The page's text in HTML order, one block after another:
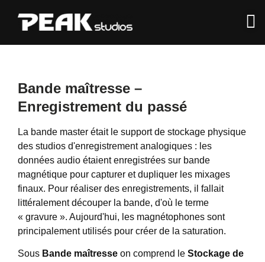
Bande maîtresse –
Enregistrement du passé
La bande master était le support de stockage physique
des studios d'enregistrement analogiques : les
données audio étaient enregistrées sur bande
magnétique pour capturer et dupliquer les mixages
finaux. Pour réaliser des enregistrements, il fallait
littéralement découper la bande, d'où le terme
« gravure ». Aujourd'hui, les magnétophones sont
principalement utilisés pour créer de la saturation.
Sous Bande maîtresse on comprend le Stockage de